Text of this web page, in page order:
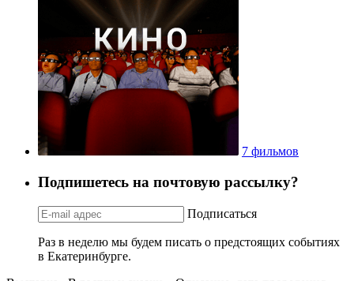
7 фильмов
Подпишетесь на почтовую рассылку?
Подписаться
Раз в неделю мы будем писать о предстоящих событиях
в Екатеринбурге.